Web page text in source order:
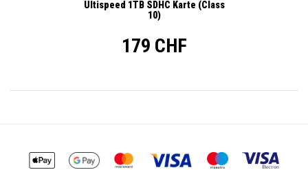
Ultispeed 1TB SDHC Karte (Class
10)
179 CHF